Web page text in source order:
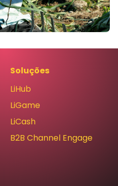
Soluções
LiHub
LiGame
LiCash
B2B Channel Engage